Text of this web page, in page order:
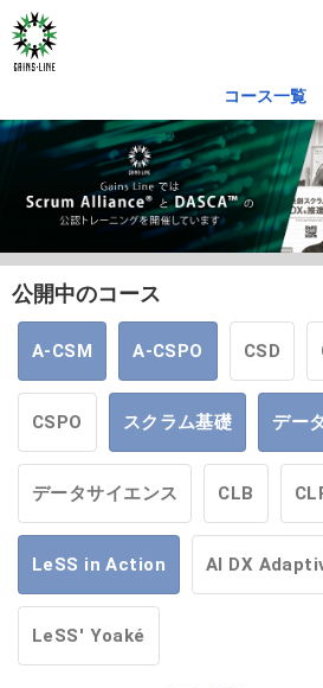
コース一覧
公開中のコース
A-CSM A-CSPO CSD
CSPO スクラム基礎 デー
データサイエンス CLB
LeSS in Action AI DX
LeSS' Yoaké